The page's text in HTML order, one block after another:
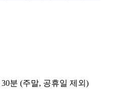
분 (주말, 공휴일 제외)